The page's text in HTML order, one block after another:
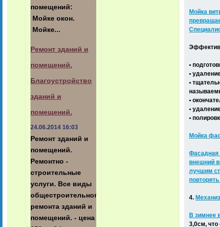
Мойка
•
•
•
•
•
•
Мойка
Фасадная
внешний
лучшим
4.
В зимнее
3,0см, что
помещений:
Мойке окон.
Мойке...
Ремонт зданий и
помещений.
Благоустройство
зданий и
помещений.
24.06.2014 16:03
Ремонт зданий и
помещений.
Ремонтно -
строительные
услуги. Все виды
общестроительного
ремонта зданий и
помещений. - цена